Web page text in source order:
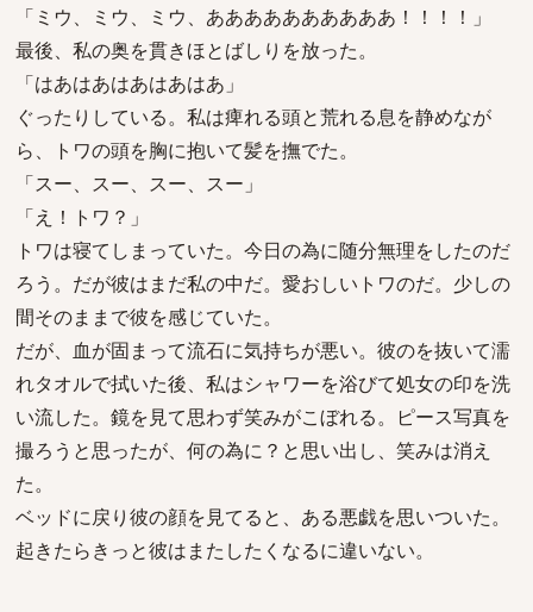
「ミウ、ミウ、ミウ、ああああああああああ！！！！」
最後、私の奥を貫きほとばしりを放った。
「はあはあはあはあはあ」
ぐったりしている。私は痺れる頭と荒れる息を静めなが
ら、トワの頭を胸に抱いて髪を撫でた。
「スー、スー、スー、スー」
「え！トワ？」
トワは寝てしまっていた。今日の為に随分無理をしたのだ
ろう。だが彼はまだ私の中だ。愛おしいトワのだ。少しの
間そのままで彼を感じていた。
だが、血が固まって流石に気持ちが悪い。彼のを抜いて濡
れタオルで拭いた後、私はシャワーを浴びて処女の印を洗
い流した。鏡を見て思わず笑みがこぼれる。ピース写真を
撮ろうと思ったが、何の為に？と思い出し、笑みは消え
た。
ベッドに戻り彼の顔を見てると、ある悪戯を思いついた。
起きたらきっと彼はまたしたくなるに違いない。